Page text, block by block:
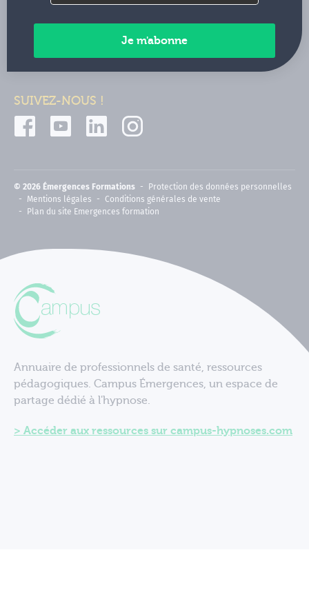
Contactez-nous
SUIVEZ-NOUS !
© 2026 Émergences Formations
Protection des données personnelles
Mentions légales
Conditions générales de vente
Plan du site Emergences formation
Annuaire de professionnels de santé, ressources
pédagogiques. Campus Émergences, un espace de
partage dédié à l'hypnose.
Accéder aux ressources sur campus-hypnoses.com